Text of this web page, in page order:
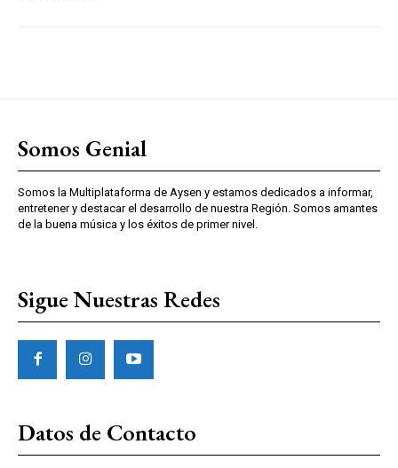
Somos Genial
Somos la Multiplataforma de Aysen y estamos dedicados a informar,
entretener y destacar el desarrollo de nuestra Región. Somos amantes
de la buena música y los éxitos de primer nivel.
Sigue Nuestras Redes
Datos de Contacto